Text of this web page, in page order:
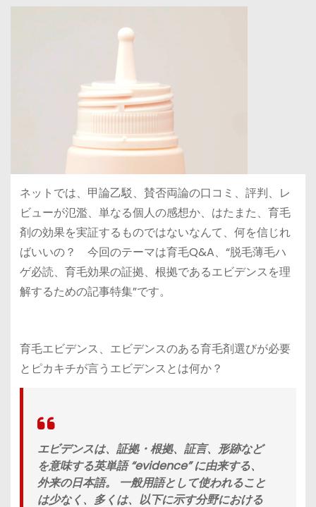
ネットでは、甲論乙駁、賛否両論の口コミ、評判、レ
ビューが氾濫、単なる個人の感想か、はたまた、育毛
剤の効果を実証するものではないなんて、何を信じれ
ばいいの？ 今回のテーマは育毛Q&A、“脱毛薄毛ハ
ゲ必読、育毛効果の証拠、根拠であるエビデンスを理
解するための記事特集”です。
育毛エビデンス、エビデンスのある育毛剤選びが必要
とピカキチが言うエビデンスとは何か？
エビデンスは、証拠・根拠、証言、形跡など
を意味する英単語 “evidence” に由来する、
外来の日本語。 一般用語として使われること
は少なく、多くは、以下に示す分野における